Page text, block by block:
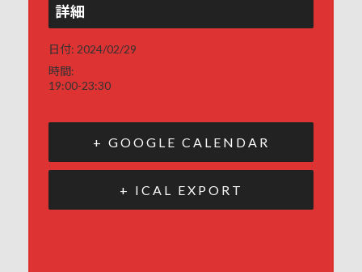
詳細
日付: 2024/02/29
時間:
19:00-23:30
+ GOOGLE CALENDAR
+ ICAL EXPORT